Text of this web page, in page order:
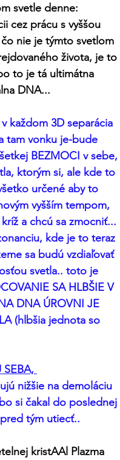
svetle denne:
cez prácu s vyššou
nie je týmto svetlom
života, je to
to je tá ultimátna
DNA...
každom 3D separácia
tam vonku je-bude
BEZMOCI v sebe,
ktorým si, ale kde to
určené aby to
vyšším tempom,
a chcú sa zmocniť...
kde je to teraz
sa budú vzdiaľovať
svetla.. toto je
SA HLBŠIE V
DNA ÚROVNI JE
(hlbšia jednota so
nižšie na demoláciu
si čakal do poslednej
tým utiecť..
kristAAl Plazma